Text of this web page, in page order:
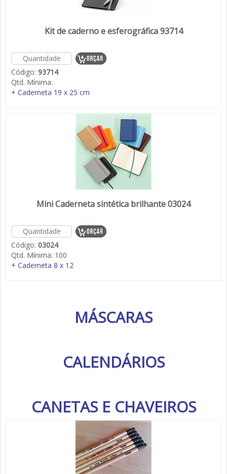
Kit de caderno e esferográfica 93714
Código: 93714
Qtd. Mínima:
+ Caderneta 19 x 25 cm
Mini Caderneta sintética brilhante 03024
Código: 03024
Qtd. Mínima: 100
+ Caderneta 8 x 12
MÁSCARAS
CALENDÁRIOS
CANETAS E CHAVEIROS